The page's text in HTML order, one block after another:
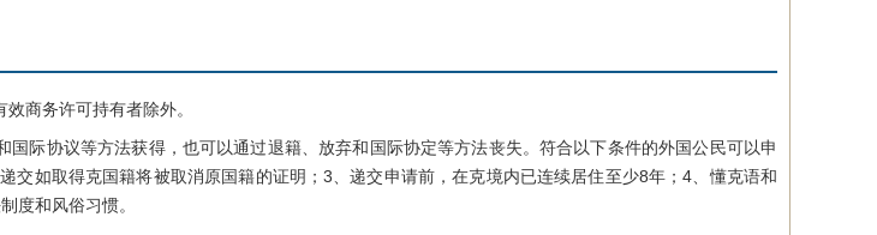
商务许可持有者除外。
际协议等方法获得，也可以通过退籍、放弃和国际协定等方法丧失。符合以下条件的外国公民可以申
交如取得克国籍将被取消原国籍的证明；3、递交申请前，在克境内已连续居住至少8年；4、懂克语和
度和风俗习惯。